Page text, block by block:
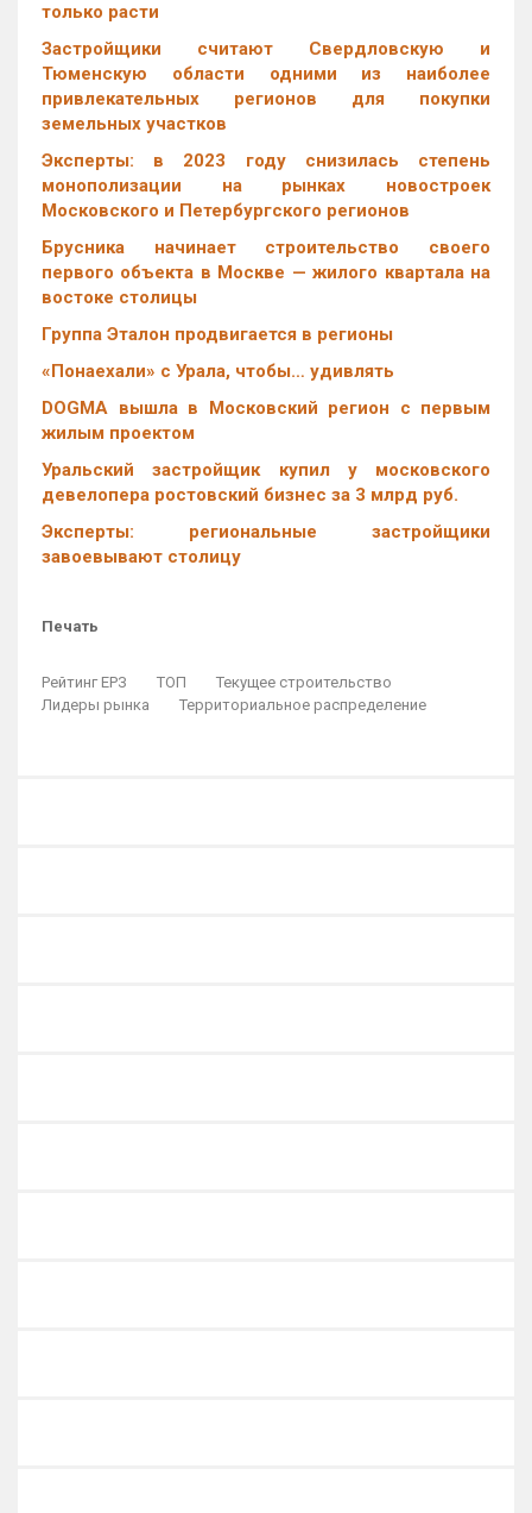
только расти
Застройщики считают Свердловскую и
Тюменскую области одними из наиболее
привлекательных регионов для покупки
земельных участков
Эксперты: в 2023 году снизилась степень
монополизации на рынках новостроек
Московского и Петербургского регионов
Брусника начинает строительство своего
первого объекта в Москве — жилого квартала на
востоке столицы
Группа Эталон продвигается в регионы
«Понаехали» с Урала, чтобы… удивлять
DOGMA вышла в Московский регион с первым
жилым проектом
Уральский застройщик купил у московского
девелопера ростовский бизнес за 3 млрд руб.
Эксперты: региональные застройщики
завоевывают столицу
Печать
Рейтинг ЕРЗ ТОП
Текущее строительство
Лидеры рынка
Территориальное распределение